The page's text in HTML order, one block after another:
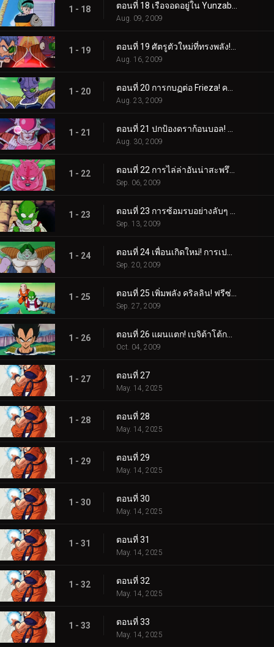
1 - 18
Aug. 09, 2009
1 - 19
Aug. 16, 2009
1 - 20
Aug. 23, 2009
1 - 21
Aug. 30, 2009
1 - 22
Sep. 06, 2009
1 - 23
Sep. 13, 2009
1 - 24
Sep. 20, 2009
1 - 25
Sep. 27, 2009
1 - 26
Oct. 04, 2009
1 - 27 ตอนที่ 27
May. 14, 2025
1 - 28 ตอนที่ 28
May. 14, 2025
1 - 29 ตอนที่ 29
May. 14, 2025
1 - 30 ตอนที่ 30
May. 14, 2025
1 - 31 ตอนที่ 31
May. 14, 2025
1 - 32 ตอนที่ 32
May. 14, 2025
1 - 33 ตอนที่ 33
May. 14, 2025